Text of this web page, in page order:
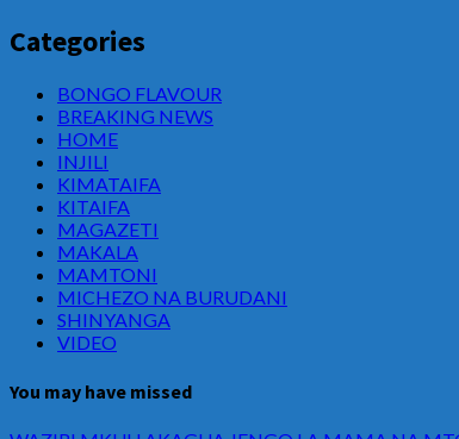
Categories
BONGO FLAVOUR
BREAKING NEWS
HOME
INJILI
KIMATAIFA
KITAIFA
MAGAZETI
MAKALA
MAMTONI
MICHEZO NA BURUDANI
SHINYANGA
VIDEO
You may have missed